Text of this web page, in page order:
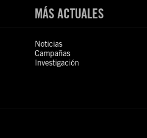
MÁS ACTUALES
Noticias
Campañas
Investigación